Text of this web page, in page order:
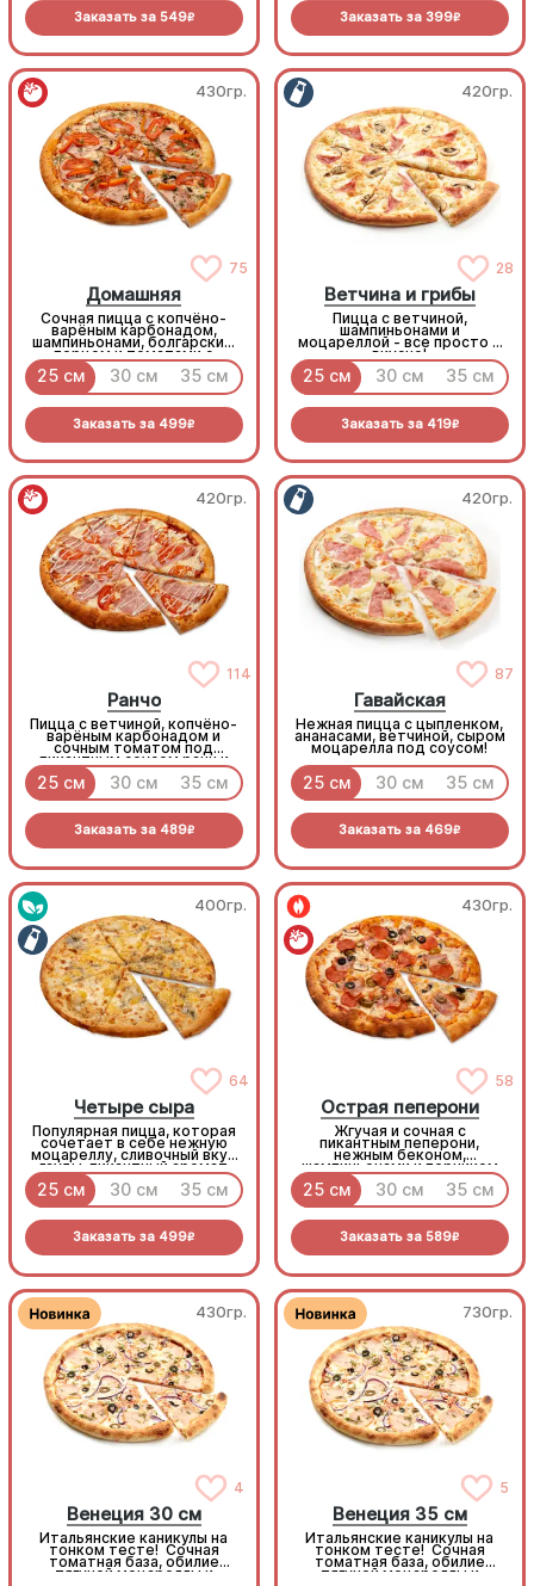
Заказать за 549R Заказать за 399R
430гр.
75
Домашняя
Сочная пицца с копчёно-
варёным карбонадом,
шампиньонами, болгарским
перцем и томатами с
зеленью под моцареллой
25 см 30 см 35 см
Заказать за 499R
420гр.
28
Ветчина и грибы
Пицца с ветчиной,
шампиньонами и
моцареллой - все просто и
вкусно!
25 см 30 см 35 см
Заказать за 419R
420гр.
114
Ранчо
Пицца с ветчиной, копчёно-
варёным карбонадом и
сочным томатом под
пикантным соусом ранч и
моцареллой
25 см 30 см 35 см
Заказать за 489R
420гр.
87
Гавайская
Нежная пицца с цыпленком,
ананасами, ветчиной, сыром
моцарелла под соусом!
25 см 30 см 35 см
Заказать за 469R
400гр.
64
Четыре сыра
Популярная пицца, которая
сочетает в себе нежную
моцареллу, сливочный вкус
гауды, пикантный аромат
пармезана и пряность сыра
дорблю!
25 см 30 см 35 см
Заказать за 499R
430гр.
58
Острая пеперони
Жгучая и сочная с
пикантным пеперони,
нежным беконом,
шампиньонами и перчиком
халапеньо под моцареллой
25 см 30 см 35 см
Заказать за 589R
430гр.
4
Венеция 30 см
Итальянские каникулы на
тонком тесте! Сочная
томатная база, обилие
тягучей моцареллы и
730гр.
5
Венеция 35 см
Итальянские каникулы на
тонком тесте! Сочная
томатная база, обилие
тягучей моцареллы и